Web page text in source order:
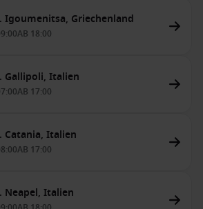
Igoumenitsa, Griechenland
AB 18:00
Gallipoli, Italien
AB 17:00
Catania, Italien
AB 17:00
Neapel, Italien